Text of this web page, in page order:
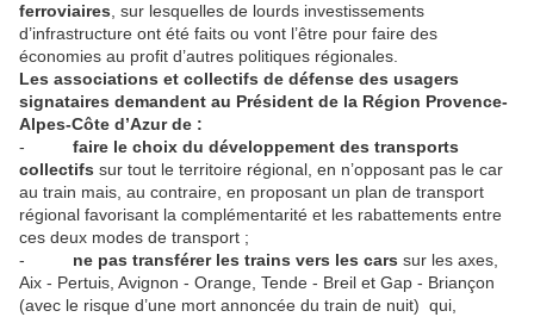
ferroviaires , sur lesquelles de lourds investissements
d’infrastructure ont été faits ou vont l’être pour faire des
économies au profit d’autres politiques régionales.
Les associations et collectifs de défense des usagers
signataires demandent au Président de la Région Provence-
Alpes-Côte d’Azur de :
- faire le choix du développement des transports
collectifs sur tout le territoire régional, en n’opposant pas le car
au train mais, au contraire, en proposant un plan de transport
régional favorisant la complémentarité et les rabattements entre
ces deux modes de transport ;
- ne pas transférer les trains vers les cars sur les axes,
Aix - Pertuis, Avignon - Orange, Tende - Breil et Gap - Briançon
(avec le risque d’une mort annoncée du train de nuit) qui,